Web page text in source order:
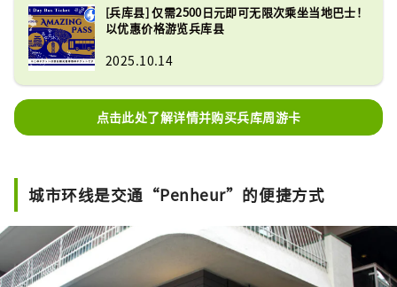
[兵库县] 仅需2500日元即可无限次乘坐当地巴士！
以优惠价格游览兵库县
2025.10.14
点击此处了解详情并购买兵库周游卡
城市环线是交通“Penheur”的便捷方式